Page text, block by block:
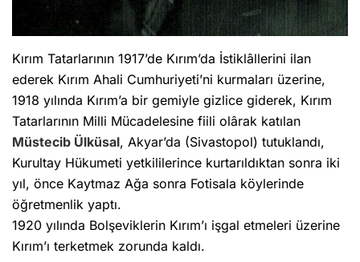
Kırım Tatarlarının 1917’de Kırım’da İstiklâllerini ilan
ederek Kırım Ahali Cumhuriyeti’ni kurmaları üzerine,
1918 yılında Kırım’a bir gemiyle gizlice giderek, Kırım
Tatarlarının Milli Mücadelesine fiili olârak katılan
Müstecib Ülküsal, Akyar’da (Sivastopol) tutuklandı,
Kurultay Hükumeti yetkililerince kurtarıldıktan sonra iki
yıl, önce Kaytmaz Ağa sonra Fotisala köylerinde
öğretmenlik yaptı.
1920 yılında Bolşeviklerin Kırım’ı işgal etmeleri üzerine
Kırım’ı terketmek zorunda kaldı.